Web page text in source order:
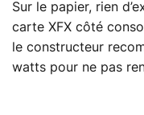
Sur le papier, rien
carte XFX côté
le constructeur
watts pour ne pas